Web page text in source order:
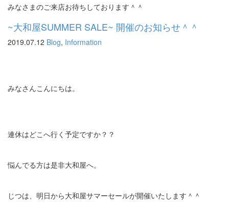
みなさまのご来店お待ちしております＾＾
~大和屋SUMMER SALE~ 開催のお知らせ＾＾
2019.07.12 Blog, Information
みなさんこんにちは。
連休はどこへ行く予定ですか？？
悩んでる方は是非大和屋へ。
じつは、明日から大和屋サマーセールが開催いたします＾＾